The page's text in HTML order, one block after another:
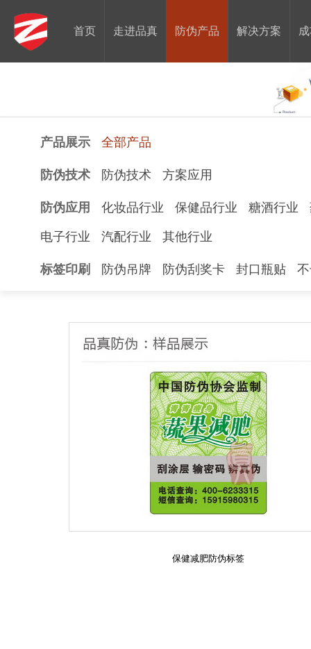
首页 走进品真 防伪产品 解决方案
产品展示 全部产品
防伪技术 防伪技术 方案应用
防伪应用 化妆品行业 保健品行业 糖酒行业
电子行业 汽配行业 其他行业
标签印刷 防伪吊牌 防伪刮奖卡 封口瓶贴
保健减肥防伪标签